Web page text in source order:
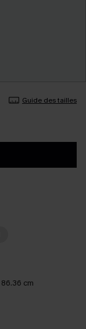
Guide des tailles
86.36 cm